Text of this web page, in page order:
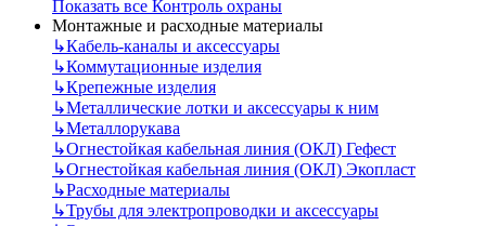
Показать все Контроль охраны
Монтажные и расходные материалы
↳Кабель-каналы и аксессуары
↳Коммутационные изделия
↳Крепежные изделия
↳Металлические лотки и аксессуары к ним
↳Металлорукава
↳Огнестойкая кабельная линия (ОКЛ) Гефест
↳Огнестойкая кабельная линия (ОКЛ) Экопласт
↳Расходные материалы
↳Трубы для электропроводки и аксессуары